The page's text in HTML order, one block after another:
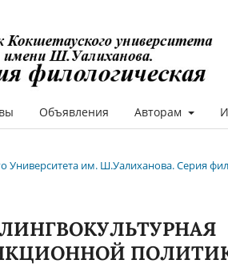
Объявления Авторам
Университета им. Ш.Уалиханова. Серия